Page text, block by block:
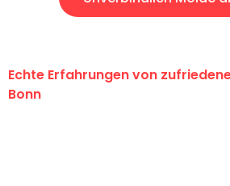
Echte Erfahrungen von
Bonn